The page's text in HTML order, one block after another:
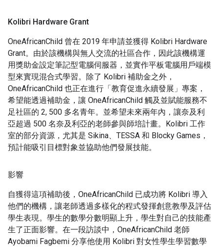
Kolibri Hardware Grant
OneAfricanChild 曾在 2019 年申請並獲得 Kolibri Hardware
Grant。由於該機構與無人交流的社區合作，因此該機構運
用獎助金設定筆記型電腦伺服器，並實作平板電腦用戶端模
型來實現混合式學習。除了 Kolibri 補助金之外，
OneAfricanChild 也正在進行「教育促進永續發展」專案，
希望能透過補助金，讓 OneAfricanChild 觸及並賦能服務不
足社區的 2, 500 多名青年。並希望未來兩年內，讓奈及利
亞超過 500 名奈及利亞的老師參與師培計畫。Kolibri 工作
室的部分資源，尤其是 Sikina、TESSA 和 Blocky Games，
預計能吸引目標對象並協助他們發展技能。
影響
自獲得這項補助後，OneAfricanChild 已成功將 Kolibri 導入
他們的機構，讓老師透過多樣化的程式發揮創意教學及評估
學生表現。學生的數學分數明顯上升，學生對自己的技能產
生了正面影響。在一段訪談中，OneAfricanChild 老師
Ayobami Fagbemi 分享他使用 Kolibri 對女性學生學習數學